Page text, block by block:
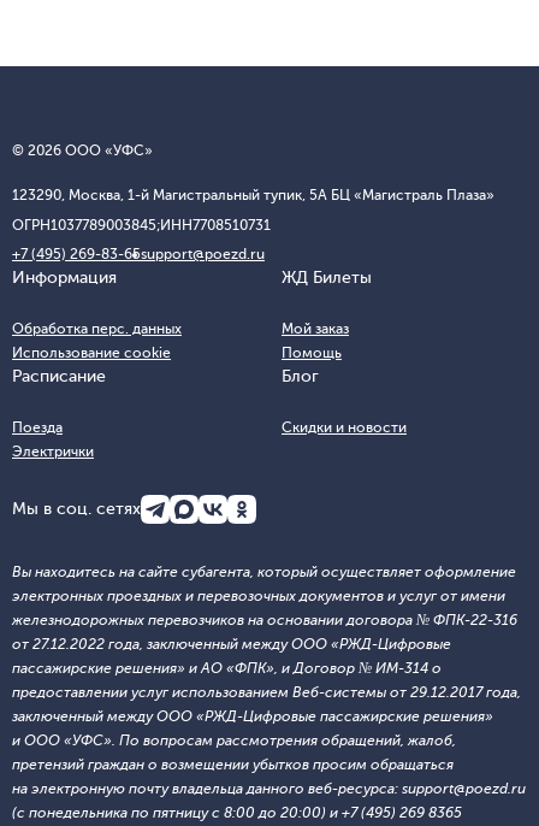
© 2026 ООО «УФС»
123290, Москва, 1-й Магистральный тупик, 5А БЦ «Магистраль Плаза»
ОГРН1037789003845;ИНН7708510731
+7 (495) 269-83-65support@poezd.ru
Информация
Обработка перс. данных
Использование cookie
ЖД Билеты
Мой заказ
Помощь
Расписание
Поезда
Электрички
Блог
Скидки и новости
Мы в соц. сетях
Вы находитесь на сайте субагента, который осуществляет оформление
электронных проездных и перевозочных документов и услуг от имени
железнодорожных перевозчиков на основании договора № ФПК-22-316
от 27.12.2022 года, заключенный между ООО «РЖД-Цифровые
пассажирские решения» и АО «ФПК», и Договор № ИМ-314 о
предоставлении услуг использованием Веб-системы от 29.12.2017 года,
заключенный между ООО «РЖД-Цифровые пассажирские решения»
и ООО «УФС». По вопросам рассмотрения обращений, жалоб,
претензий граждан о возмещении убытков просим обращаться
на электронную почту владельца данного веб-ресурса: support@poezd.ru
(с понедельника по пятницу с 8:00 до 20:00) и +7 (495) 269 8365